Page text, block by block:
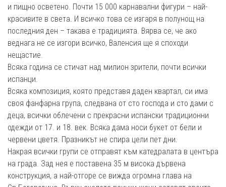
и пищно осветено. Почти 15 000 карнавални фигури – най-
красивите в света. И всичко това се изгаря в полунощ на
последния ден – такава е традицията. Вярва се, че ако
веднага не се изгори всичко, Валенсия ще я споходи
нещастие.
Всяка година се стичат над милион зрители, почти всички
испанци.
Всяка композиция, която представя даден квартал, си има
своя фанфарна група, следвана от сто господа и сто дами с
деца, всички облечени с прекрасни испански традиционни
одежди от 17. и 18. век. Всяка дама носи букет от бели и
червени цветя. Празникът не спира цели пет дни.
Накрая всички групи се отправят към катедралата в центъра
на града. Зад нея е поставена 35 м висока дървена
конструкция, а най-отгоре се вижда огромна глава на